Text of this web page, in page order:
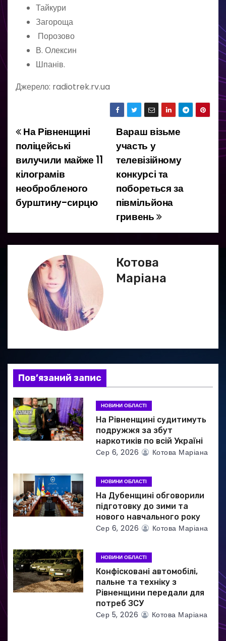
Тайкури
Загороща
Порозово
В. Олексин
Шпанів.
Джерело: radiotrek.rv.ua
Н
а
в
і
а
а
п
и
с
і
Вараш візьме
участь у
телевізійному
конкурсі та
побореться за
півмільйона
гривень
На Рівненщині
поліцейські
вилучили майже 11
кілограмів
необробленого
бурштину-сирцю
Котова
Маріана
Пов’язаний запис
НОВИНИ ОБЛАСТІ
На Рівненщині судитимуть
подружжя за збут
наркотиків по всій Україні
Сер 6, 2026 Котова Маріана
НОВИНИ ОБЛАСТІ
На Дубенщині обговорили
підготовку до зими та
нового навчального року
Сер 6, 2026 Котова Маріана
НОВИНИ ОБЛАСТІ
Конфісковані автомобілі,
пальне та техніку з
Рівненщини передали для
потреб ЗСУ
Сер 5, 2026 Котова Маріана